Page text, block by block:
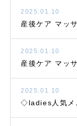
2025.01.10
産後ケア マッ
2025.01.10
産後ケア マッ
2025.01.10
◇ladies人気メ